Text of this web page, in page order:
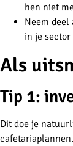
hen niet
Neem deel
in je sector
Als
Tip 1:
Dit doe je